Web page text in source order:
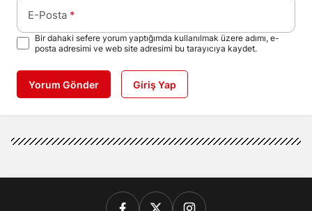
E-Posta *
Bir dahaki sefere yorum yaptığımda kullanılmak üzere adımı, e-
posta adresimi ve web site adresimi bu tarayıcıya kaydet.
Yorum Gönder Giriş Yap